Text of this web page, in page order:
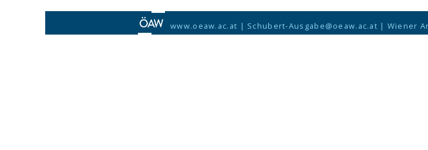
www.oeaw.ac.at | Schubert-Ausgabe@oeaw.ac.at | Wiener